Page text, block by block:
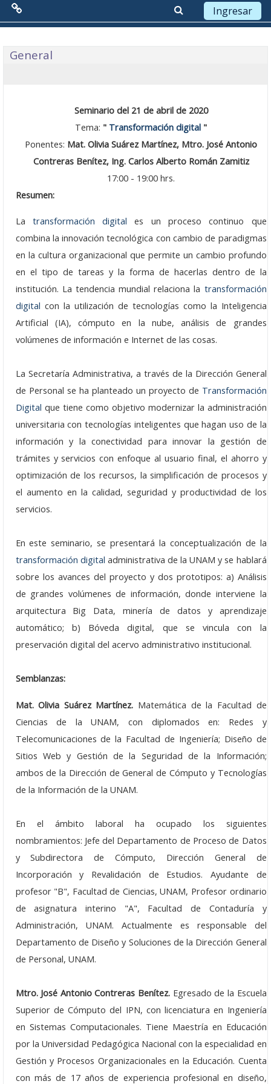
Menú Principal
Antecedentes
Objetivos
Misión
Acciones
Organización
Grupo Promotor
Participantes
Eventos
Seminarios 2026
Junio: 23
Abril: 21
Febrero: 17
Seminarios 2025
Noviembre: 25
Septiembre: 30
Agosto: 17
Junio: 17
Mayo: 20
Abril: 07
Marzo: 25
Febrero: 25
Enero: 21
Seminarios 2024
Noviembre: 26
Octubre: 22
Septiembre: 25
Agosto: 15
Junio: 18
Mayo: 28
Noviembre: 21
Octubre: 17
Septiembre: 19
Ingresar
Diagrama semanal
General
Seminario del 21 de abril de 2020
Tema: " Transformación digital "
Ponentes: Mat. Olivia Suárez Martínez, Mtro. José Antonio
Contreras Benítez, Ing. Carlos Alberto Román Zamitiz
17:00 - 19:00 hrs.
Resumen:
La transformación digital es un proceso continuo que
combina la innovación tecnológica con cambio de paradigmas
en la cultura organizacional que permite un cambio profundo
en el tipo de tareas y la forma de hacerlas dentro de la
institución. La tendencia mundial relaciona la transformación
digital con la utilización de tecnologías como la Inteligencia
Artificial (IA), cómputo en la nube, análisis de grandes
volúmenes de información e Internet de las cosas.
La Secretaría Administrativa, a través de la Dirección General
de Personal se ha planteado un proyecto de Transformación
Digital que tiene como objetivo modernizar la administración
universitaria con tecnologías inteligentes que hagan uso de la
información y la conectividad para innovar la gestión de
trámites y servicios con enfoque al usuario final, el ahorro y
optimización de los recursos, la simplificación de procesos y
el aumento en la calidad, seguridad y productividad de los
servicios.
En este seminario, se presentará la conceptualización de la
transformación digital administrativa de la UNAM y se hablará
sobre los avances del proyecto y dos prototipos: a) Análisis
de grandes volúmenes de información, donde interviene la
arquitectura Big Data, minería de datos y aprendizaje
automático; b) Bóveda digital, que se vincula con la
preservación digital del acervo administrativo institucional.
Semblanzas:
Mat. Olivia Suárez Martínez. Matemática de la Facultad de
Ciencias de la UNAM, con diplomados en: Redes y
Telecomunicaciones de la Facultad de Ingeniería; Diseño de
Sitios Web y Gestión de la Seguridad de la Información;
ambos de la Dirección de General de Cómputo y Tecnologías
de la Información de la UNAM.
En el ámbito laboral ha ocupado los siguientes
nombramientos: Jefe del Departamento de Proceso de Datos
y Subdirectora de Cómputo, Dirección General de
Incorporación y Revalidación de Estudios. Ayudante de
profesor "B", Facultad de Ciencias, UNAM, Profesor ordinario
de asignatura interino "A", Facultad de Contaduría y
Administración, UNAM. Actualmente es responsable del
Departamento de Diseño y Soluciones de la Dirección General
de Personal, UNAM.
Mtro. José Antonio Contreras Benítez. Egresado de la Escuela
Superior de Cómputo del IPN, con licenciatura en Ingeniería
en Sistemas Computacionales. Tiene Maestría en Educación
por la Universidad Pedagógica Nacional con la especialidad en
Gestión y Procesos Organizacionales en la Educación. Cuenta
con más de 17 años de experiencia profesional en diseño,